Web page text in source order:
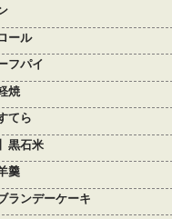
ール
フパイ
焼
てら
黒石米
羹
ランデーケーキ